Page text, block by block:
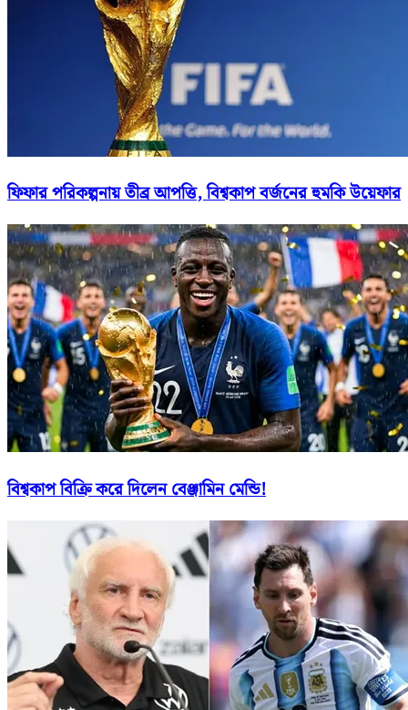
ফিফার পরিকল্পনায় তীব্র আপত্তি, বিশ্বকাপ বর্জনের হুমকি উয়েফার
বিশ্বকাপ বিক্রি করে দিলেন বেঞ্জামিন মেন্ডি!